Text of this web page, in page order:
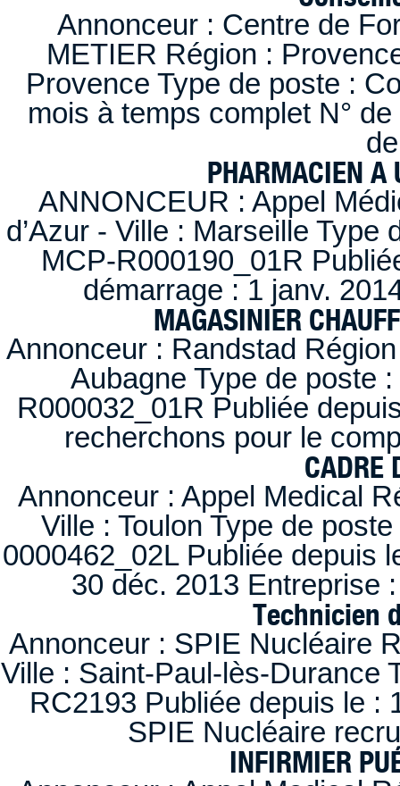
Annonceur : Centre de
METIER Région :
Provence Type de poste :
mois à temps complet N°
PHARMACIEN A
ANNONCEUR : Appel
d’Azur - Ville : Marseille
MCP-R000190_01R
démarrage : 1 janv.
MAGASINIER
Annonceur : Randstad
Aubagne Type de poste
R000032_01R Publiée
recherchons pour le
CADRE
Annonceur : Appel Medical
Ville : Toulon Type de
0000462_02L Publiée depuis
30 déc. 2013
Technicien
Annonceur : SPIE Nucléaire
Ville : Saint-Paul-lès-Durance
RC2193 Publiée depuis le :
SPIE Nucléaire
INFIRMIER